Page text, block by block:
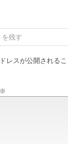
を残す
レスが公開される
※